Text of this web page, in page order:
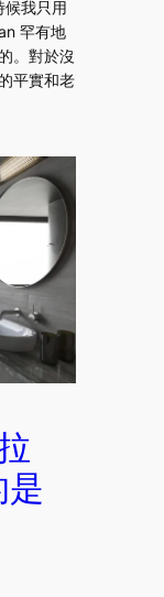
候我只用
罕有地
。對於沒
平實和老